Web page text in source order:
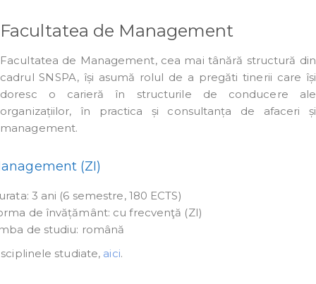
Facultatea de Management
Facultatea de Management, cea mai tânără structură din
cadrul SNSPA, își asumă rolul de a pregăti tinerii care își
doresc o carieră în structurile de conducere ale
organizațiilor, în practica și consultanța de afaceri și
management.
(ZI)
3 ani (6 semestre, 180 ECTS)
de învățământ: cu frecvenţă (ZI)
de studiu: română
studiate, aici.